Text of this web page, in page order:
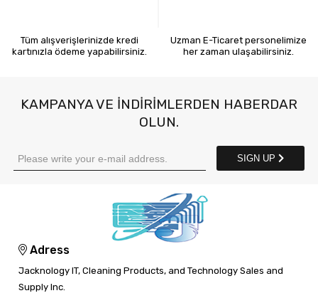
Tüm alışverişlerinizde kredi
kartınızla ödeme yapabilirsiniz.
Uzman E-Ticaret personelimize
her zaman ulaşabilirsiniz.
KAMPANYA VE INDIRIMLERDEN HABERDAR
OLUN.
SIGN UP
Adress
Jacknology IT, Cleaning Products, and Technology Sales and
Supply Inc.